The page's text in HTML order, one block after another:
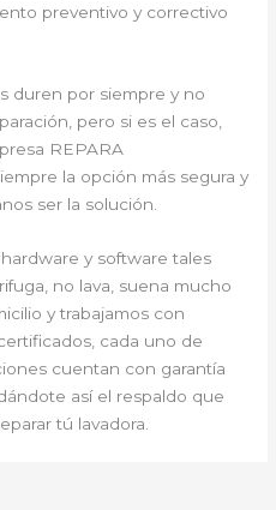
preventivo y correctivo
duren por siempre y no
pero si es el caso,
REPARA
la opción más segura y
ser la solución.
y software tales
no lava, suena mucho
y trabajamos con
cada uno de
cuentan con garantía
así el respaldo que
tú lavadora.